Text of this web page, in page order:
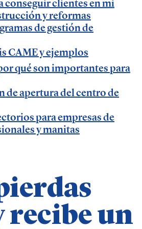
en eventos
ponente en Accountex
| economía | ADE | pymes |
conseguir clientes en mi
y reformas
de gestión de
CAME y ejemplos
qué son importantes para
de apertura del centro de
para empresas de
y manitas
recibe un